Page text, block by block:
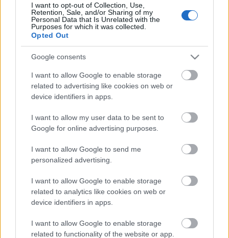
I want to opt-out of Collection, Use,
Retention, Sale, and/or Sharing of my
Personal Data that Is Unrelated with the
Purposes for which it was collected.
Opted Out
Google consents
I want to allow Google to enable storage
related to advertising like cookies on web or
device identifiers in apps.
I want to allow my user data to be sent to
Google for online advertising purposes.
I want to allow Google to send me
personalized advertising.
I want to allow Google to enable storage
related to analytics like cookies on web or
device identifiers in apps.
I want to allow Google to enable storage
related to functionality of the website or app.
Ekkor még a levezető elnök is nyugodtabb volt, csak
ebben az esetben gyorsabban elhallgatott.